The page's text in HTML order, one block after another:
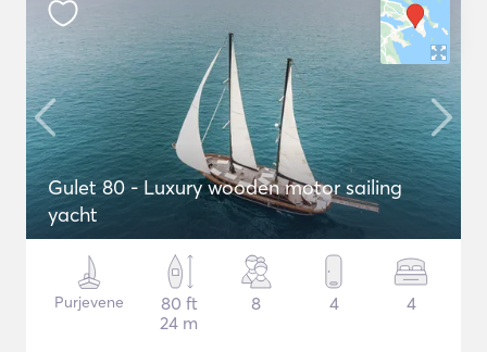
Gulet 80 - Luxury wooden motor sailing
yacht
Purjevene
80 ft
24 m
8 4 4